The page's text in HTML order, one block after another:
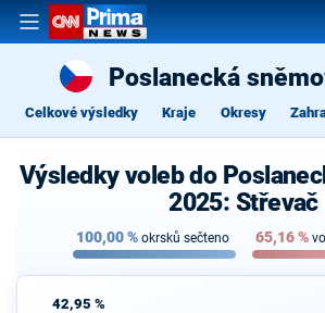
Poslanecká
Celkové výsledky Kraje Okresy
Výsledky voleb do
2025: Střevač
100,00% okrsků sečteno 65,16%
42,95 %